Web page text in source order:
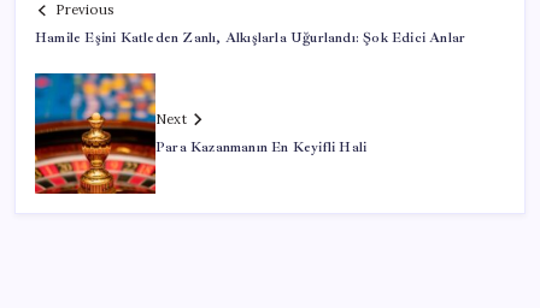
Previous
Hamile Eşini Katleden Zanlı, Alkışlarla Uğurlandı: Şok Edici Anlar
Next
Para Kazanmanın En Keyifli Hali